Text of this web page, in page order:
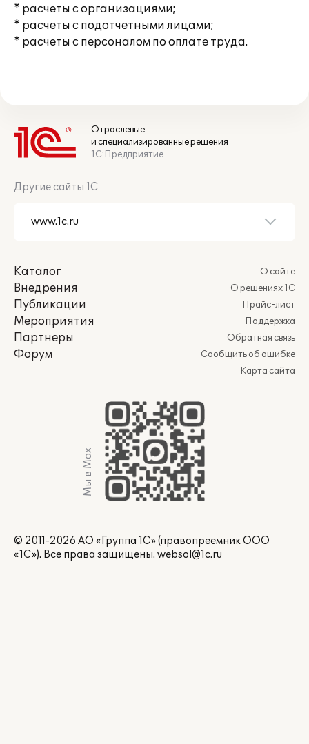
* расчеты с организациями;
* расчеты с подотчетными лицами;
* расчеты с персоналом по оплате труда.
Отраслевые
и специализированные решения
1С:Предприятие
Другие сайты 1С
Каталог
Внедрения
Публикации
Мероприятия
Партнеры
Форум
О сайте
О решениях 1С
Прайс-лист
Поддержка
Обратная связь
Сообщить об ошибке
Карта сайта
Мы в Max
© 2011-2026 АО «Группа 1С» (правопреемник ООО
«1С»). Все права защищены. websol@1c.ru